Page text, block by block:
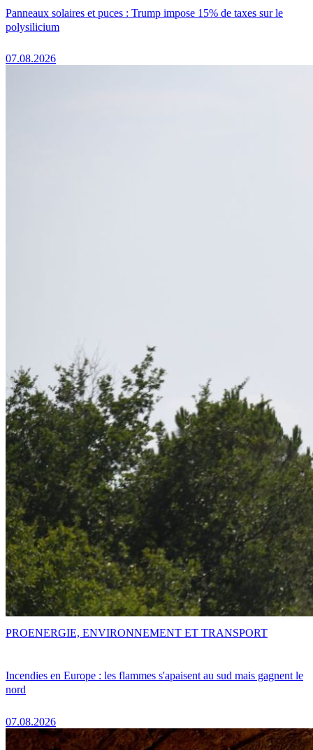
Panneaux solaires et puces : Trump impose 15% de taxes sur le
polysilicium
07.08.2026
Incendies en Europe : les flammes s'apaisent au sud mais gagnent le
nord
07.08.2026
PROENERGIE, ENVIRONNEMENT ET TRANSPORT